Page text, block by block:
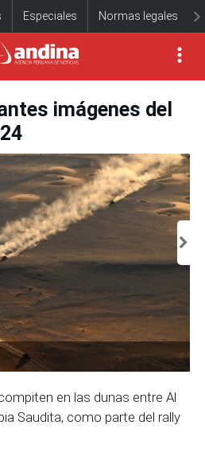
Especiales Normas legales
imágenes del
en las dunas entre Al
Saudita, como parte del rally